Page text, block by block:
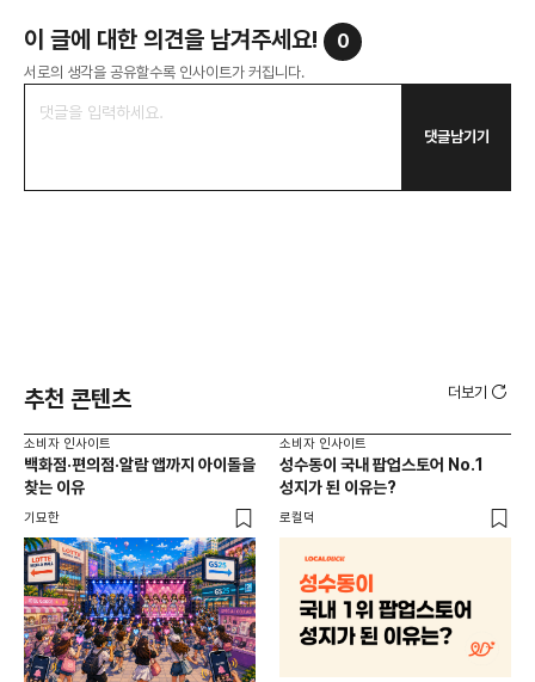
이 글에 대한 의견을 남겨주세요! 0
서로의 생각을 공유할수록 인사이트가 커집니다.
댓글남기기
추천 콘텐츠 더보기
소비자 인사이트
백화점·편의점·알람 앱까지 아이돌을
찾는 이유
기묘한
소비자 인사이트
성수동이 국내 팝업스토어 No.1
성지가 된 이유는?
로컬덕